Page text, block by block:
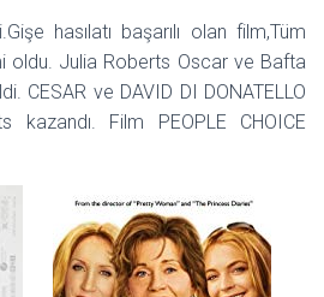
hasılatı başarılı olan film,Tüm
oldu. Julia Roberts Oscar ve Bafta
CESAR ve DAVID DI DONATELLO
kazandı. Film PEOPLE CHOICE